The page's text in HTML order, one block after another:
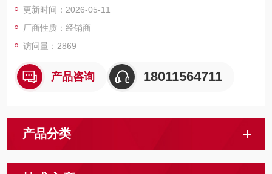
更新时间：2026-05-11
厂商性质：经销商
访问量：2869
产品咨询 18011564711
产品分类